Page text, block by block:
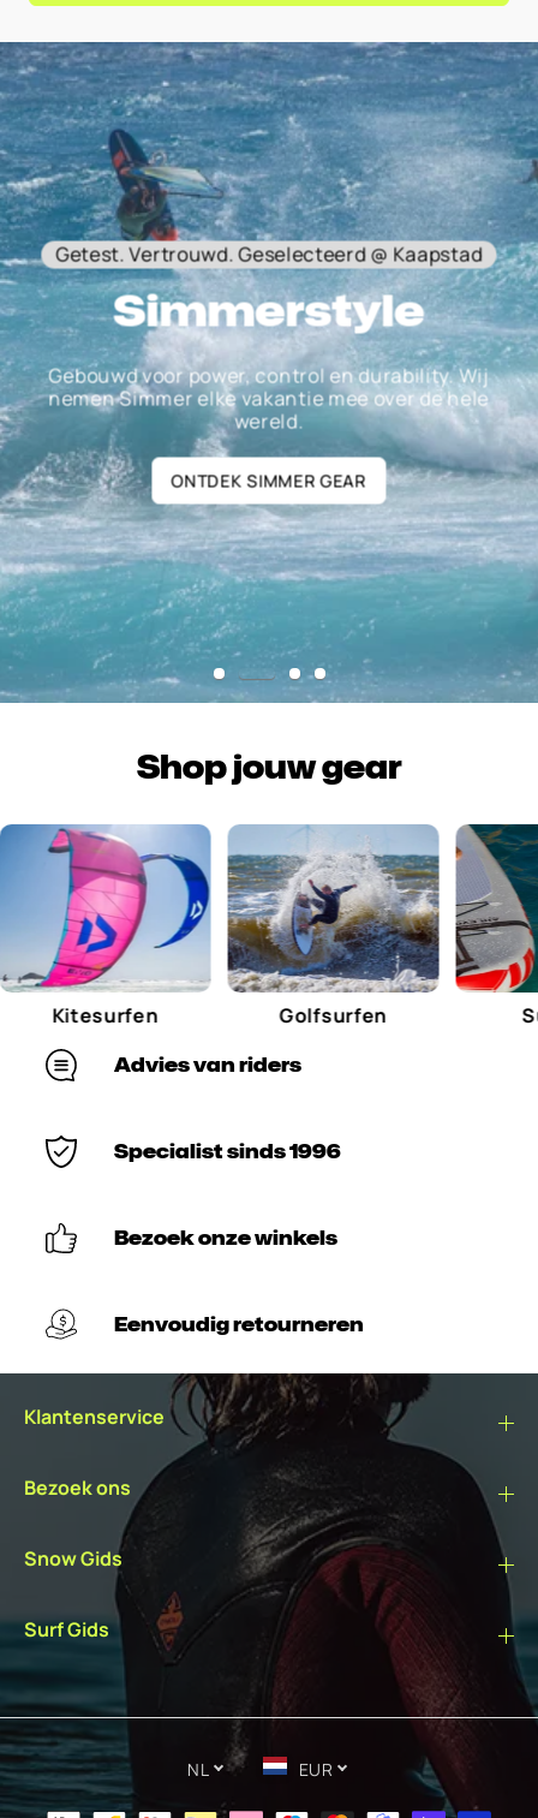
Getest. Vertrouwd. Geselecteerd @ Kaapstad
Simmerstyle
Gebouwd voor power, control en durability. Wij
nemen Simmer elke vakantie mee over de hele
wereld.
ONTDEK SIMMER GEAR
Shop jouw gear
Kitesurfen Golfsurfen
Advies van riders
Specialist sinds 1996
Bezoek onze winkels
Eenvoudig retourneren
Klantenservice
Bezoek ons
Snow Gids
Surf Gids
NL EUR